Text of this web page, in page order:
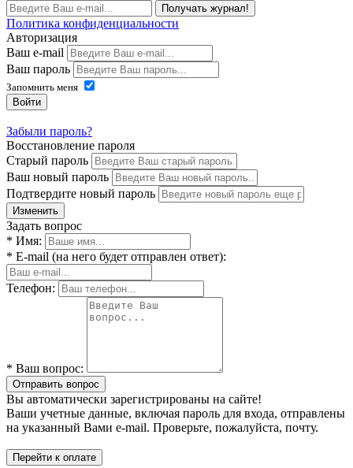
Получать журнал!
Политика конфиденциальности
Авторизация
Ваш e-mail
Ваш пароль
Запомнить меня
Войти
Забыли пароль?
Восстановление пароля
Старый пароль
Ваш новый пароль
Подтвердите новый пароль
Изменить
Задать вопрос
* Имя:
* E-mail (на него будет отправлен ответ):
Телефон:
* Ваш вопрос:
Отправить вопрос
Вы автоматически зарегистрированы на сайте!
Ваши учетные данные, включая пароль для входа, отправлены
на указанный Вами e-mail. Проверьте, пожалуйста, почту.
Перейти к оплате